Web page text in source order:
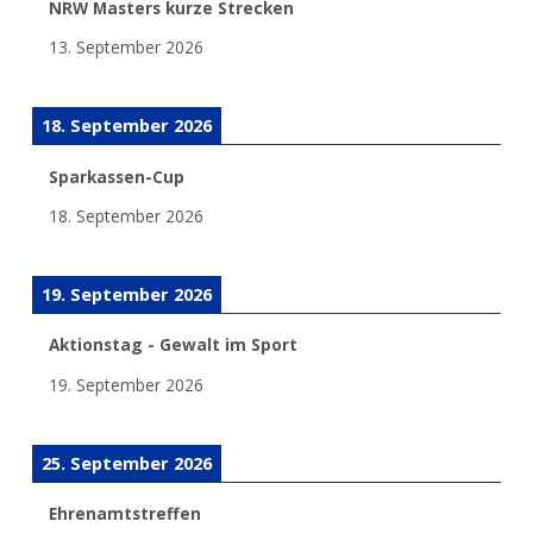
NRW Masters kurze Strecken
13. September 2026
18. September 2026
Sparkassen-Cup
18. September 2026
19. September 2026
Aktionstag - Gewalt im Sport
19. September 2026
25. September 2026
Ehrenamtstreffen